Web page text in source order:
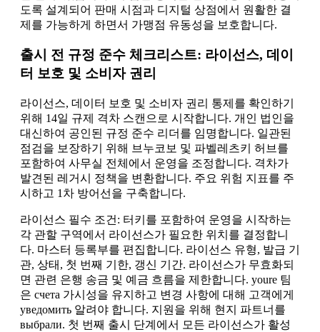
도록 설계되어 판매 시점과 디지털 상점에서 원활한 결
제를 가능하게 하면서 가맹점 유동성을 보호합니다.
출시 전 규정 준수 체크리스트: 라이선스, 데이
터 보호 및 소비자 권리
라이선스, 데이터 보호 및 소비자 권리 통제를 확인하기
위해 14일 규제 격차 스캔으로 시작합니다. 개인 법인을
대신하여 공인된 규정 준수 리더를 임명합니다. 일관된
점검을 보장하기 위해 브누코보 및 파벨레츠키 허브를
포함하여 사무실 전체에서 운영을 조정합니다. 격차가
발견된 레거시 정책을 변환합니다. 주요 위험 지표를 주
시하고 1차 방어선을 구축합니다.
라이선스 필수 조건: 터키를 포함하여 운영을 시작하는
각 관할 구역에서 라이선스가 필요한 위치를 결정합니
다. 마스터 등록부를 편집합니다. 라이선스 유형, 발급 기
관, 상태, 첫 번째 기한, 갱신 기간. 라이선스가 무효화되
면 관련 은행 송금 및 예금 흐름을 제한합니다. youre 팀
은 счета 가시성을 유지하고 변경 사항에 대해 고객에게
уведомить 알려야 합니다. 지원을 위해 현지 파트너를
выбрали. 첫 번째 출시 단계에서 모든 라이선스가 활성